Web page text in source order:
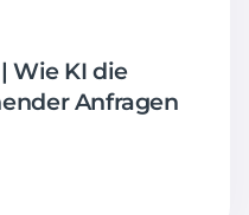
Wie KI die
Anfragen